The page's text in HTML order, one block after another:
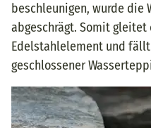
beschleunigen, wurde die
abgeschrägt. Somit
Edelstahlelement und
geschlossener